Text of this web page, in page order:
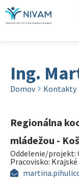
Ing.
Domov Kontakty
Regionálna
mládežou -
Oddelenie/projekt:
Pracovisko: